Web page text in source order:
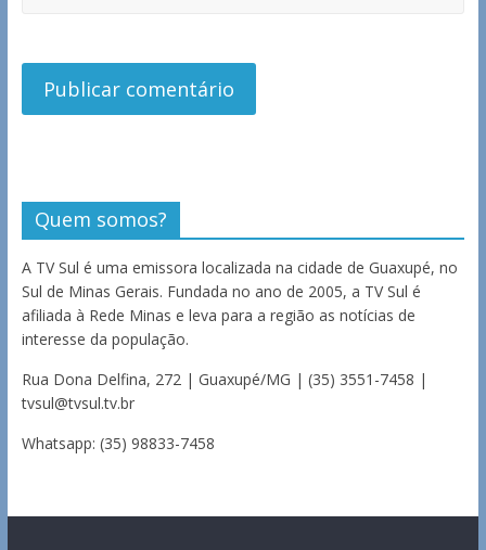
Quem somos?
A TV Sul é uma emissora localizada na cidade de Guaxupé, no
Sul de Minas Gerais. Fundada no ano de 2005, a TV Sul é
afiliada à Rede Minas e leva para a região as notícias de
interesse da população.
Rua Dona Delfina, 272 | Guaxupé/MG | (35) 3551-7458 |
tvsul@tvsul.tv.br
Whatsapp: (35) 98833-7458